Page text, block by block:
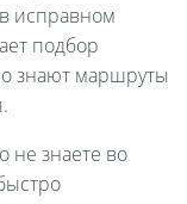
исправном
подбор
знают маршруты
не знаете во